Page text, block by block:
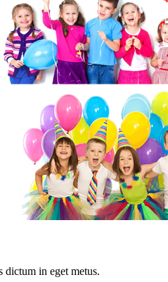
dictum in eget metus.